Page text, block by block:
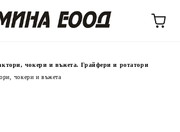
чокери и въжета. Грайфери и ротатори
чокери и въжета